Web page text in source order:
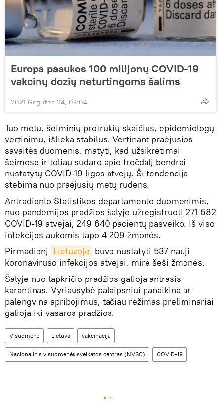
Europa paaukos 100 milijonų COVID-19
vakcinų dozių neturtingoms šalims
2021 Gegužės 24, 08:04
Tuo metu, šeiminių protrūkių skaičius, epidemiologų
vertinimu, išlieka stabilus. Vertinant praėjusios
savaitės duomenis, matyti, kad užsikrėtimai
šeimose ir toliau sudaro apie trečdalį bendrai
nustatytų COVID-19 ligos atvejų. Ši tendencija
stebima nuo praėjusių metų rudens.
Antradienio Statistikos departamento duomenimis,
nuo pandemijos pradžios šalyje užregistruoti 271 682
COVID-19 atvejai, 249 640 pacientų pasveiko. Iš viso
infekcijos aukomis tapo 4 209 žmonės.
Pirmadienį Lietuvoje buvo nustatyti 537 nauji
koronaviruso infekcijos atvejai, mirė šeši žmonės.
Šalyje nuo lapkričio pradžios galioja antrasis
karantinas. Vyriausybė palaipsniui panaikina ar
palengvina apribojimus, tačiau režimas preliminariai
galioja iki vasaros pradžios.
Visuomenė Lietuva vakcinacija
Nacionalinis visuomenės sveikatos centras (NVSC) COVID-19